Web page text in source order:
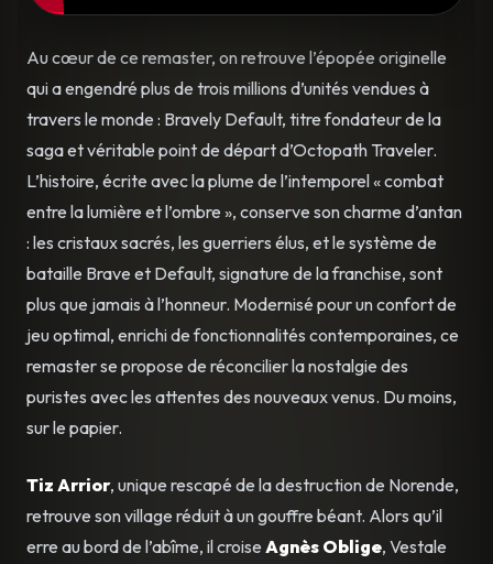
Au cœur de ce remaster, on retrouve l’épopée originelle
qui a engendré plus de trois millions d’unités vendues à
travers le monde : Bravely Default, titre fondateur de la
saga et véritable point de départ d’Octopath Traveler.
L’histoire, écrite avec la plume de l’intemporel « combat
entre la lumière et l’ombre », conserve son charme d’antan
: les cristaux sacrés, les guerriers élus, et le système de
bataille Brave et Default, signature de la franchise, sont
plus que jamais à l’honneur. Modernisé pour un confort de
jeu optimal, enrichi de fonctionnalités contemporaines, ce
remaster se propose de réconcilier la nostalgie des
puristes avec les attentes des nouveaux venus. Du moins,
sur le papier.
Tiz Arrior, unique rescapé de la destruction de Norende,
retrouve son village réduit à un gouffre béant. Alors qu’il
erre au bord de l’abîme, il croise Agnès Oblige, Vestale